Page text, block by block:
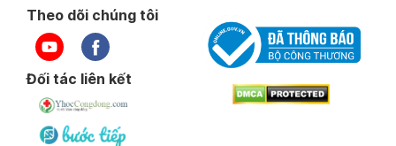
Theo dõi chúng tôi
Đối tác liên kết